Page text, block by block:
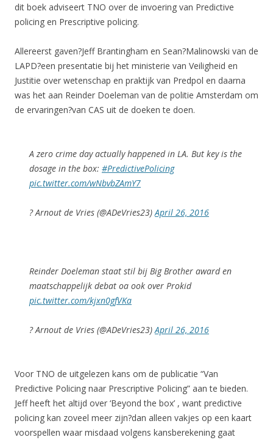
dit boek adviseert TNO over de invoering van Predictive
policing en Prescriptive policing.
Allereerst gaven?Jeff Brantingham en Sean?Malinowski van de
LAPD?een presentatie bij het ministerie van Veiligheid en
Justitie over wetenschap en praktijk van Predpol en daarna
was het aan Reinder Doeleman van de politie Amsterdam om
de ervaringen?van CAS uit de doeken te doen.
A zero crime day actually happened in LA. But key is the
dosage in the box: #PredictivePolicing
pic.twitter.com/wNbvbZAmY7
? Arnout de Vries (@ADeVries23)April 26, 2016
Reinder Doeleman staat stil bij Big Brother award en
maatschappelijk debat oa ook over Prokid
pic.twitter.com/kjxn0gfVKa
? Arnout de Vries (@ADeVries23)April 26, 2016
Voor TNO de uitgelezen kans om de publicatie “Van
Predictive Policing naar Prescriptive Policing” aan te bieden.
Jeff heeft het altijd over ‘Beyond the box’ , want predictive
policing kan zoveel meer zijn?dan alleen vakjes op een kaart
voorspellen waar misdaad volgens kansberekening gaat